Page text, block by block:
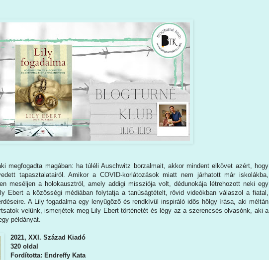
megfogadta magában: ha túléli Auschwitz borzalmait, akkor mindent elkövet azért, hogy
tapasztalatairól. Amikor a COVID-korlátozások miatt nem járhatott már iskolákba,
meséljen a holokausztról, amely addigi missziója volt, dédunokája létrehozott neki egy
Ebert a közösségi médiában folytatja a tanúságtételt, rövid videókban válaszol a fiatal,
A Lily fogadalma egy lenyűgöző és rendkívül inspiráló idős hölgy írása, aki méltán
velünk, ismerjétek meg Lily Ebert történetét és légy az a szerencsés olvasónk, aki a
példányát.
2021, XXI. Század Kiadó
320 oldal
Fordította: Endreffy Kata